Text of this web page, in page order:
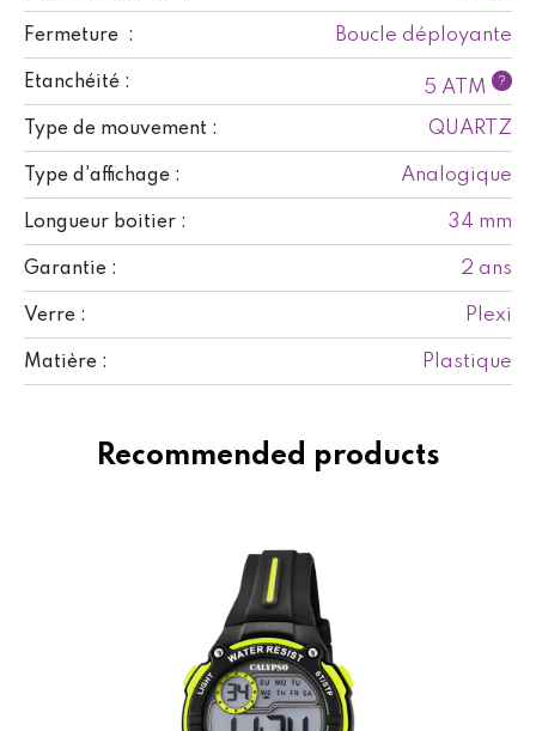
Fermeture : Boucle déployante
Etanchéité : 5 ATM ?
Type de mouvement : QUARTZ
Type d'affichage : Analogique
Longueur boitier : 34 mm
Garantie : 2 ans
Verre : Plexi
Matière : Plastique
Recommended products